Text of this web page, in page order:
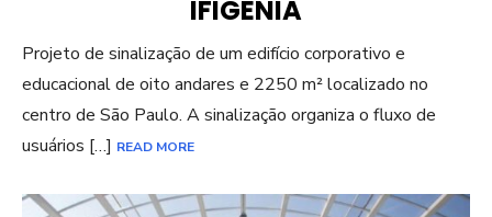
IFIGÊNIA
Projeto de sinalização de um edifício corporativo e
educacional de oito andares e 2250 m² localizado no
centro de São Paulo. A sinalização organiza o fluxo de
usuários […] READ MORE